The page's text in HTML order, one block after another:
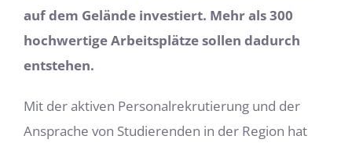
auf dem Gelände investiert. Mehr als 300
hochwertige Arbeitsplätze sollen dadurch
entstehen.
Mit der aktiven Personalrekrutierung und der
Ansprache von Studierenden in der Region hat